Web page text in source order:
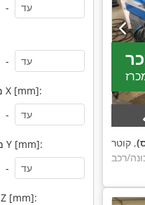
-
-
מרחק נסיעה בציר X [mm]:
-
מרחק תנועה בציר Y [mm]:
-
מרחק תנועה ציר Z [mm]:
, קוטר